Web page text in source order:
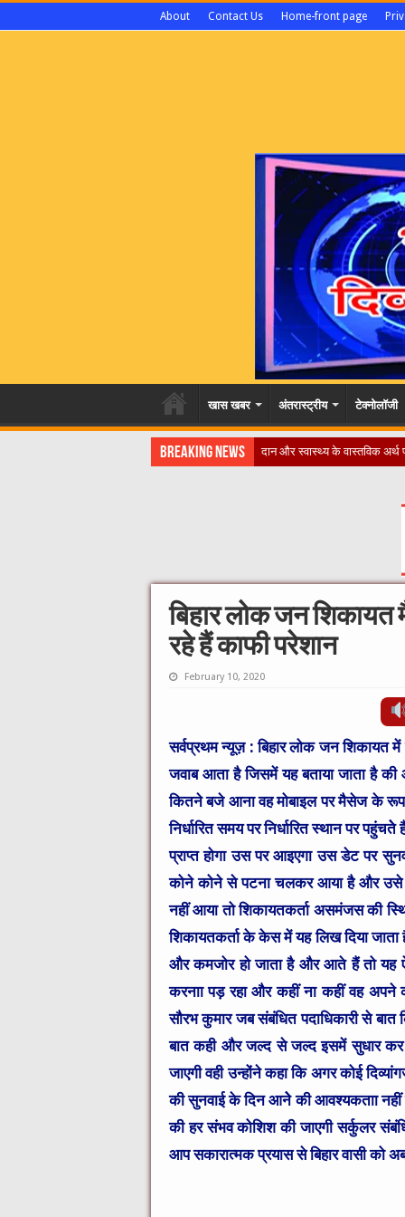
About Contact Us Home-front page
खास खबर अंतरास्ट्रीय टेक्नोलॉजी
Breaking News ​”कानून तो बदल गया 2016 में, दिव
बिहार लोक जन शिकायत
रहे हैं काफी परेशान
February 10, 2020
सर्वप्रथम न्यूज़ :बिहार लोक जन शिकायत
जवाब आता है जिसमें यह बताया जाता है
कितने बजे आना वह मोबाइल पर मैसेज के रूप
निर्धारित समय पर निर्धारित स्थान पर
प्राप्त होगा उस पर आइएगा उस डेट पर
कोने कोने से पटना चलकर आया है और उसे
नहीं आया तो शिकायतकर्ता असमंजस की
शिकायतकर्ता के केस में यह लिख दिया
और कमजोर हो जाता है और आते हैं तो यह
करनाा पड़ रहा और कहीं ना कहीं वह
सौरभ कुमार जब संबंधित पदाधिकारी से
बात कही और जल्द से जल्द इसमें सुधार कर
जाएगी वही उन्होंने कहा कि अगर कोई
की सुनवाई के दिन आनेे की आवश्यकताा नहीं
की हर संभव कोशिश की जाएगी सर्कुलर
आप सकारात्मक प्रयास से बिहार वासी को